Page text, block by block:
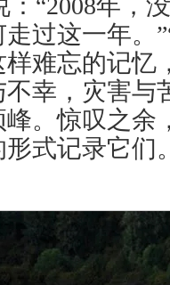
： “2008年，
过这一年。
难忘的记忆
幸，灾害与
。惊叹之余
式记录它们